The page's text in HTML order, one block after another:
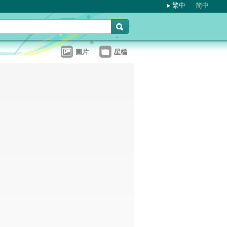
繁中 简中
圖片 星檔